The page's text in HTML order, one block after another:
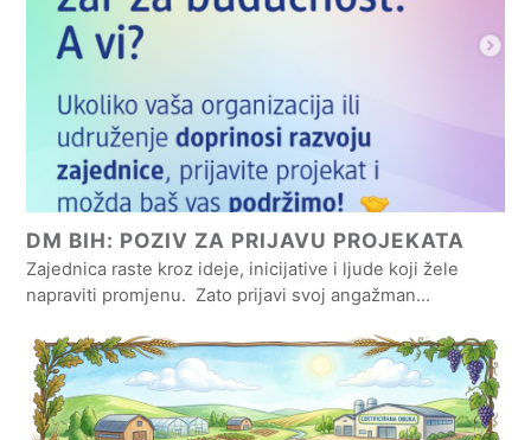
DM BIH: POZIV ZA PRIJAVU PROJEKATA
Zajednica raste kroz ideje, inicijative i ljude koji žele
napraviti promjenu. Zato prijavi svoj angažman…